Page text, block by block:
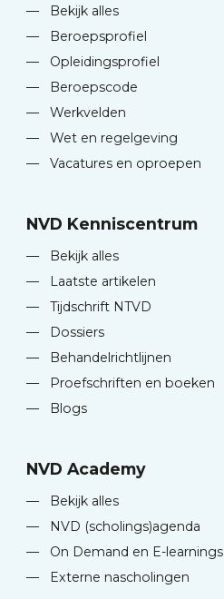
—
Bekijk alles
—
Beroepsprofiel
—
Opleidingsprofiel
—
Beroepscode
—
Werkvelden
—
Wet en regelgeving
—
Vacatures en oproepen
NVD Kenniscentrum
—
Bekijk alles
—
Laatste artikelen
—
Tijdschrift NTVD
—
Dossiers
—
Behandelrichtlijnen
—
Proefschriften en boeken
—
Blogs
NVD Academy
—
Bekijk alles
—
NVD (scholings)agenda
—
On Demand en E-learnings
—
Externe nascholingen